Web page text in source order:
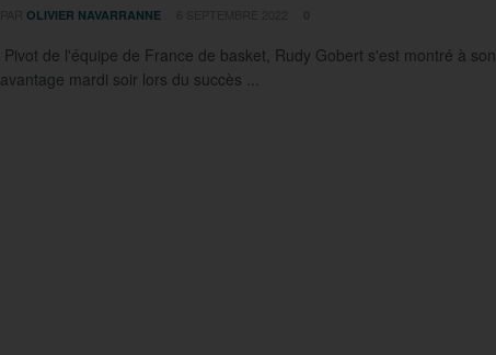
OLIVIER NAVARRANNE
Pivot de l'équipe de France de basket, Rudy Gobert s'est montré à son
avantage mardi soir lors du succès ...